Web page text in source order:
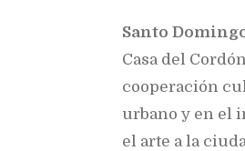
Santo
Casa del
cooperación
urbano y en el
el arte a la